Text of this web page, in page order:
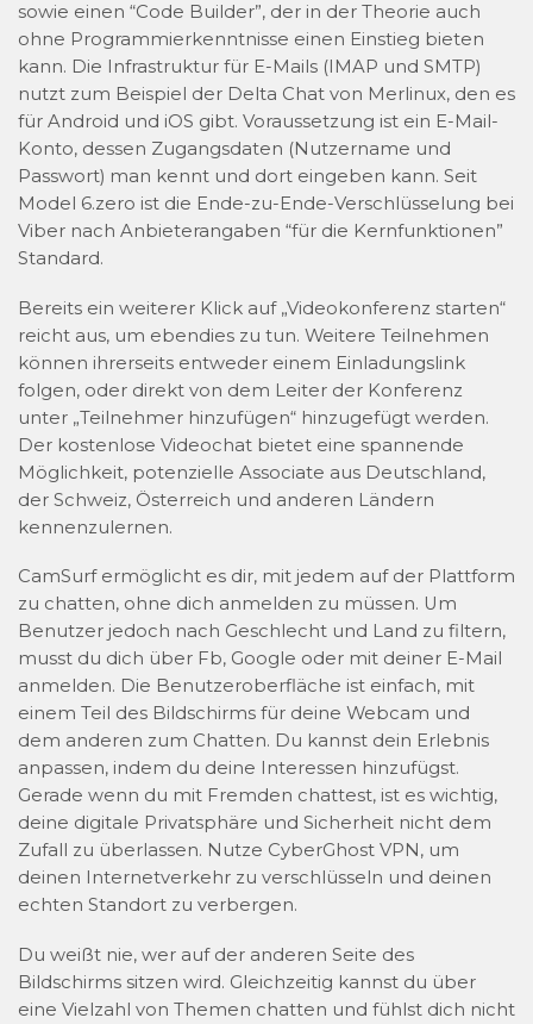
sowie einen “Code Builder”, der in der Theorie auch
ohne Programmierkenntnisse einen Einstieg bieten
kann. Die Infrastruktur für E-Mails (IMAP und SMTP)
nutzt zum Beispiel der Delta Chat von Merlinux, den es
für Android und iOS gibt. Voraussetzung ist ein E-Mail-
Konto, dessen Zugangsdaten (Nutzername und
Passwort) man kennt und dort eingeben kann. Seit
Model 6.zero ist die Ende-zu-Ende-Verschlüsselung bei
Viber nach Anbieterangaben “für die Kernfunktionen”
Standard.
Bereits ein weiterer Klick auf „Videokonferenz starten“
reicht aus, um ebendies zu tun. Weitere Teilnehmen
können ihrerseits entweder einem Einladungslink
folgen, oder direkt von dem Leiter der Konferenz
unter „Teilnehmer hinzufügen“ hinzugefügt werden.
Der kostenlose Videochat bietet eine spannende
Möglichkeit, potenzielle Associate aus Deutschland,
der Schweiz, Österreich und anderen Ländern
kennenzulernen.
CamSurf ermöglicht es dir, mit jedem auf der Plattform
zu chatten, ohne dich anmelden zu müssen. Um
Benutzer jedoch nach Geschlecht und Land zu filtern,
musst du dich über Fb, Google oder mit deiner E-Mail
anmelden. Die Benutzeroberfläche ist einfach, mit
einem Teil des Bildschirms für deine Webcam und
dem anderen zum Chatten. Du kannst dein Erlebnis
anpassen, indem du deine Interessen hinzufügst.
Gerade wenn du mit Fremden chattest, ist es wichtig,
deine digitale Privatsphäre und Sicherheit nicht dem
Zufall zu überlassen. Nutze CyberGhost VPN, um
deinen Internetverkehr zu verschlüsseln und deinen
echten Standort zu verbergen.
Du weißt nie, wer auf der anderen Seite des
Bildschirms sitzen wird. Gleichzeitig kannst du über
eine Vielzahl von Themen chatten und fühlst dich nicht